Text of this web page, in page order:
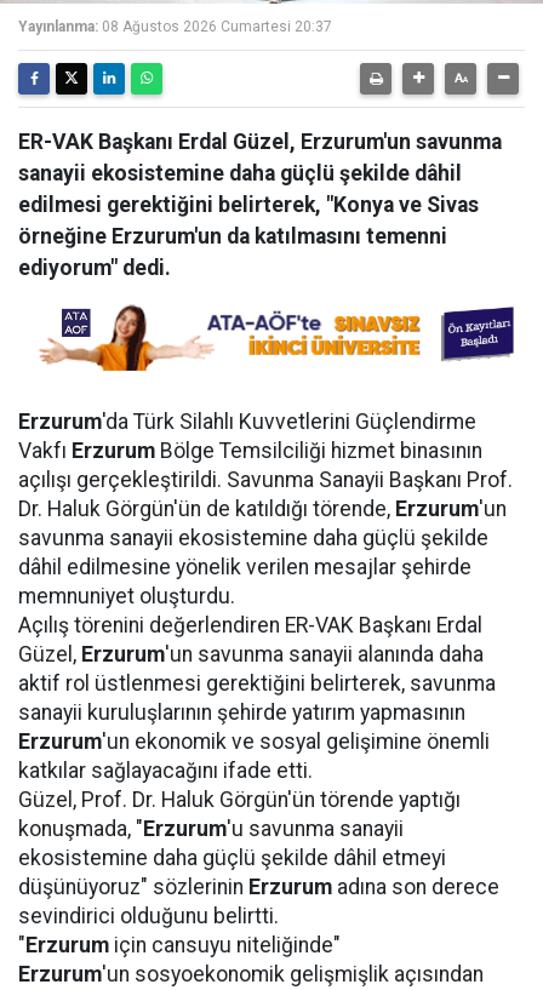
Yayınlanma: 08 Ağustos 2026 Cumartesi 20:37
ER-VAK Başkanı Erdal Güzel, Erzurum'un savunma
sanayii ekosistemine daha güçlü şekilde dâhil
edilmesi gerektiğini belirterek, "Konya ve Sivas
örneğine Erzurum'un da katılmasını temenni
ediyorum" dedi.
Erzurum'da Türk Silahlı Kuvvetlerini Güçlendirme
Vakfı Erzurum Bölge Temsilciliği hizmet binasının
açılışı gerçekleştirildi. Savunma Sanayii Başkanı Prof.
Dr. Haluk Görgün'ün de katıldığı törende, Erzurum'un
savunma sanayii ekosistemine daha güçlü şekilde
dâhil edilmesine yönelik verilen mesajlar şehirde
memnuniyet oluşturdu.
Açılış törenini değerlendiren ER-VAK Başkanı Erdal
Güzel, Erzurum'un savunma sanayii alanında daha
aktif rol üstlenmesi gerektiğini belirterek, savunma
sanayii kuruluşlarının şehirde yatırım yapmasının
Erzurum'un ekonomik ve sosyal gelişimine önemli
katkılar sağlayacağını ifade etti.
Güzel, Prof. Dr. Haluk Görgün'ün törende yaptığı
konuşmada, " Erzurum'u savunma sanayii
ekosistemine daha güçlü şekilde dâhil etmeyi
düşünüyoruz" sözlerinin Erzurum adına son derece
sevindirici olduğunu belirtti.
" Erzurum için cansuyu niteliğinde"
Erzurum'un sosyoekonomik gelişmişlik açısından